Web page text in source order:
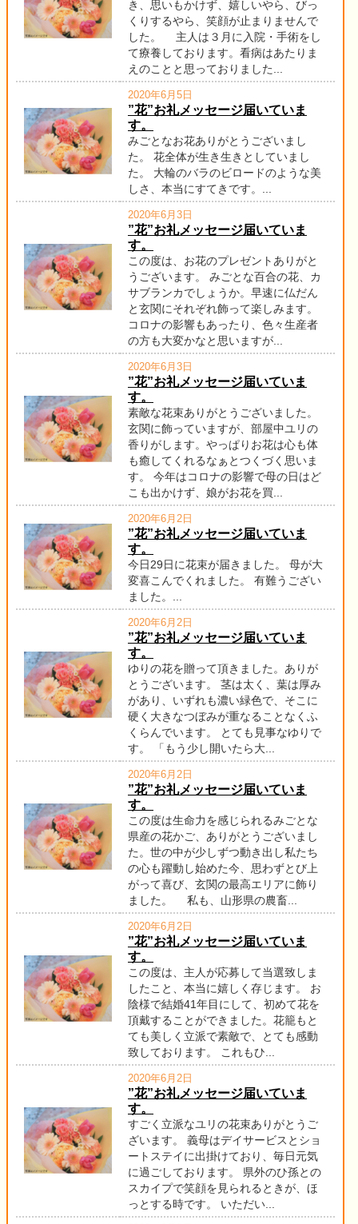
き、思いもかけず、嬉しいやら、びっ
くりするやら、笑顔が止まりませんで
した。 主人は３月に入院・手術をし
て療養しております。看病はあたりま
えのことと思っておりました...
2020年6月5日
”花”お礼メッセージ届いていま
す。
みごとなお花ありがとうございまし
た。 花全体が生き生きとしていまし
た。 大輪のバラのビロードのような美
しさ、本当にすてきです。...
2020年6月3日
”花”お礼メッセージ届いていま
す。
この度は、お花のプレゼントありがと
うございます。 みごとな百合の花、カ
サブランカでしょうか。早速に仏だん
と玄関にそれぞれ飾って楽しみます。
コロナの影響もあったり、色々生産者
の方も大変かなと思いますが...
2020年6月3日
”花”お礼メッセージ届いていま
す。
素敵な花束ありがとうございました。
玄関に飾っていますが、部屋中ユリの
香りがします。やっぱりお花は心も体
も癒してくれるなぁとつくづく思いま
す。 今年はコロナの影響で母の日はど
こも出かけず、娘がお花を買...
2020年6月2日
”花”お礼メッセージ届いていま
す。
今日29日に花束が届きました。 母が大
変喜こんでくれました。 有難うござい
ました。...
2020年6月2日
”花”お礼メッセージ届いていま
す。
ゆりの花を贈って頂きました。ありが
とうございます。 茎は太く、葉は厚み
があり、いずれも濃い緑色で、そこに
硬く大きなつぼみが重なることなくふ
くらんでいます。 とても見事なゆりで
す。 「もう少し開いたら大...
2020年6月2日
”花”お礼メッセージ届いていま
す。
この度は生命力を感じられるみごとな
県産の花かご、ありがとうございまし
た。世の中が少しずつ動き出し私たち
の心も躍動し始めた今、思わずとび上
がって喜び、玄関の最高エリアに飾り
ました。 私も、山形県の農畜...
2020年6月2日
”花”お礼メッセージ届いていま
す。
この度は、主人が応募して当選致しま
したこと、本当に嬉しく存じます。 お
陰様で結婚41年目にして、初めて花を
頂戴することができました。花籠もと
ても美しく立派で素敵で、とても感動
致しております。 これもひ...
2020年6月2日
”花”お礼メッセージ届いていま
す。
すごく立派なユリの花束ありがとうご
ざいます。 義母はデイサービスとショ
ートステイに出掛けており、毎日元気
に過ごしております。 県外のひ孫との
スカイプで笑顔を見られるときが、ほ
っとする時です。 いただい...